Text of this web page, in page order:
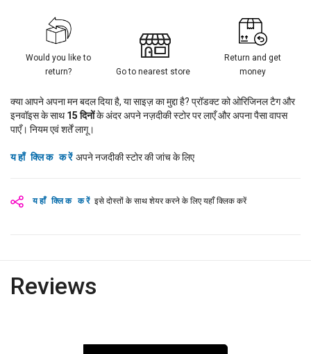
यहाँ क्लिक करें इसे दोस्तों के साथ शेयर करने के लिए यहाँ क्लिक करें
Would you like to
return?
Go to nearest store
Return and get
money
क्या आपने अपना मन बदल दिया है, या साइज़ का मुद्दा है? प्रॉडक्ट को ओरिजिनल टैग और
इनवॉइस के साथ15 दिनोंके अंदर अपने नज़दीकी स्टोर पर लाएँ और अपना पैसा वापस
पाएँ। नियम एवं शर्तें लागू।
यहाँ क्लिक करें अपने नजदीकी स्टोर की जांच के लिए
Reviews